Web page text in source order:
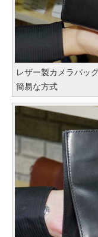
レザー製カメラバッ
簡易な方式